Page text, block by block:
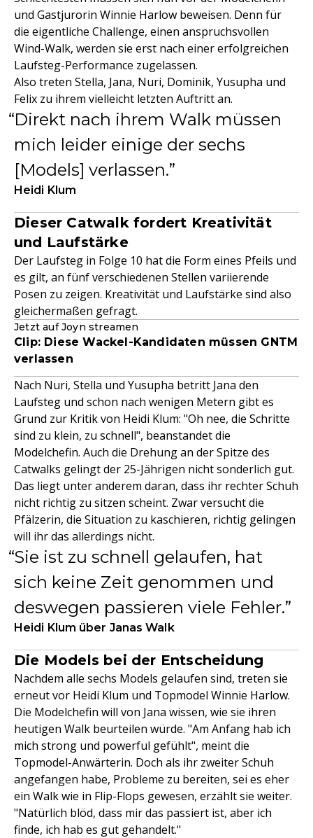
und Gastjurorin Winnie Harlow beweisen. Denn für
die eigentliche Challenge, einen anspruchsvollen
Wind-Walk, werden sie erst nach einer erfolgreichen
Laufsteg-Performance zugelassen.
Also treten Stella, Jana, Nuri, Dominik, Yusupha und
Felix zu ihrem vielleicht letzten Auftritt an.
Direkt nach ihrem Walk müssen
mich leider einige der sechs
[Models] verlassen.
Heidi Klum
Dieser Catwalk fordert Kreativität
und Laufstärke
Der Laufsteg in Folge 10 hat die Form eines Pfeils und
es gilt, an fünf verschiedenen Stellen variierende
Posen zu zeigen. Kreativität und Laufstärke sind also
gleichermaßen gefragt.
Jetzt auf Joyn streamen
Clip: Diese Wackel-Kandidaten müssen GNTM
verlassen
Nach Nuri, Stella und Yusupha betritt Jana den
Laufsteg und schon nach wenigen Metern gibt es
Grund zur Kritik von Heidi Klum: "Oh nee, die Schritte
sind zu klein, zu schnell", beanstandet die
Modelchefin. Auch die Drehung an der Spitze des
Catwalks gelingt der 25-Jährigen nicht sonderlich gut.
Das liegt unter anderem daran, dass ihr rechter Schuh
nicht richtig zu sitzen scheint. Zwar versucht die
Pfälzerin, die Situation zu kaschieren, richtig gelingen
will ihr das allerdings nicht.
Sie ist zu schnell gelaufen, hat
sich keine Zeit genommen und
deswegen passieren viele Fehler.
Heidi Klum über Janas Walk
Die Models bei der Entscheidung
Nachdem alle sechs Models gelaufen sind, treten sie
erneut vor Heidi Klum und Topmodel Winnie Harlow.
Die Modelchefin will von Jana wissen, wie sie ihren
heutigen Walk beurteilen würde. "Am Anfang hab ich
mich strong und powerful gefühlt", meint die
Topmodel-Anwärterin. Doch als ihr zweiter Schuh
angefangen habe, Probleme zu bereiten, sei es eher
ein Walk wie in Flip-Flops gewesen, erzählt sie weiter.
"Natürlich blöd, dass mir das passiert ist, aber ich
finde, ich hab es gut gehandelt."